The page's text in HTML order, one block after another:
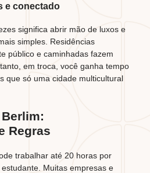
e conectado
significa abrir mão de luxos e
simples. Residências
público e caminhadas fazem
em troca, você ganha tempo
que só uma cidade multicultural
Regras
trabalhar até 20 horas por
Muitas empresas e